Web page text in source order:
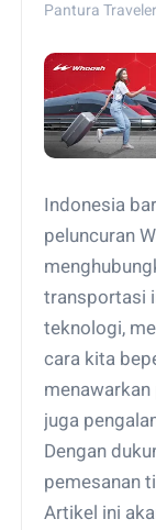
Pantura Traveler
Indonesia
peluncuran
transportasi
teknologi,
cara kita
juga
Dengan
pemesanan
Artikel ini